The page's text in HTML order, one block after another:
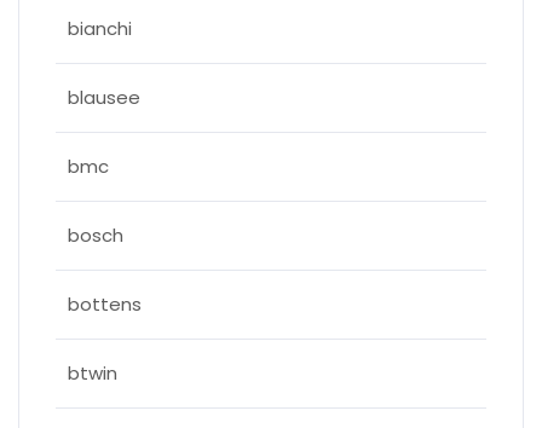
bianchi
blausee
bmc
bosch
bottens
btwin